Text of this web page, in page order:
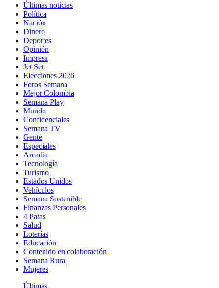
Últimas noticias
Política
Nación
Dinero
Deportes
Opinión
Impresa
Jet Set
Elecciones 2026
Foros Semana
Mejor Colombia
Semana Play
Mundo
Confidenciales
Semana TV
Gente
Especiales
Arcadia
Tecnología
Turismo
Estados Unidos
Vehículos
Semana Sostenible
Finanzas Personales
4 Patas
Salud
Loterías
Educación
Contenido en colaboración
Semana Rural
Mujeres
Últimas